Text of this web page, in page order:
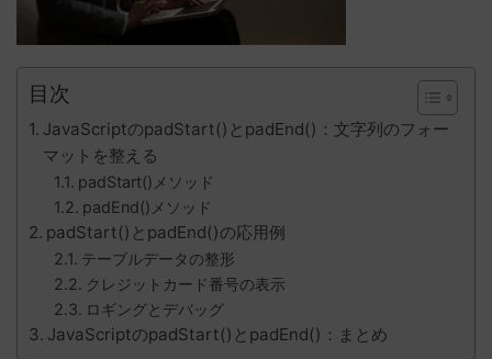
目次
JavaScriptのpadStart()とpadEnd()：文字列のフォー
マットを整える
padStart()メソッド
padEnd()メソッド
padStart()とpadEnd()の応用例
テーブルデータの整形
クレジットカード番号の表示
ロギングとデバッグ
JavaScriptのpadStart()とpadEnd()：まとめ